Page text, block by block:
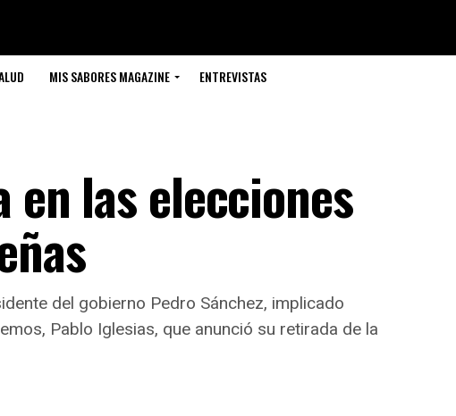
MIS SABORES MAGAZINE ENTREVISTAS
las elecciones
del gobierno Pedro Sánchez, implicado
Pablo Iglesias, que anunció su retirada de la